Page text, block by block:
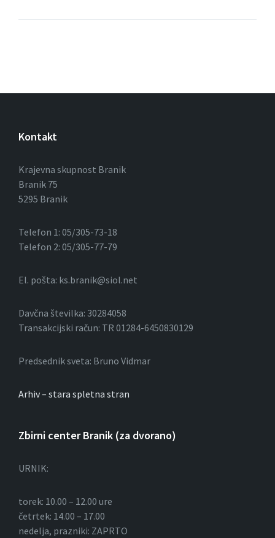
Kontakt
Krajevna skupnost Branik
Branik 75
5295 Branik
Telefon 1: 05/305-73-18
Telefon 2: 05/305-77-79
El. pošta: ks.branik@siol.net
Davčna številka: 30284058
Transakcijski račun: TR 01284-6450830129
Predsednik sveta: Bruno Vidmar
Arhiv – stara spletna stran
Zbirni center Branik (za dvorano)
URNIK:
torek: 10.00 – 12.00 ure
četrtek: 14.00 – 17.00
nedelja, prazniki: ZAPRTO